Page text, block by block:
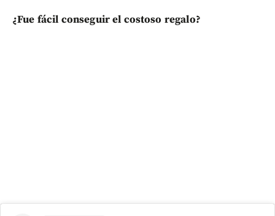
¿Fue fácil conseguir el costoso regalo?